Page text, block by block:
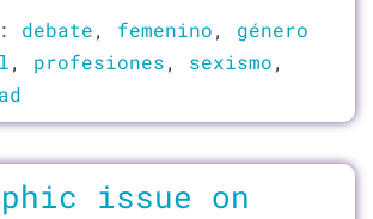
debate, femenino, género
, profesiones, sexismo,
issue on